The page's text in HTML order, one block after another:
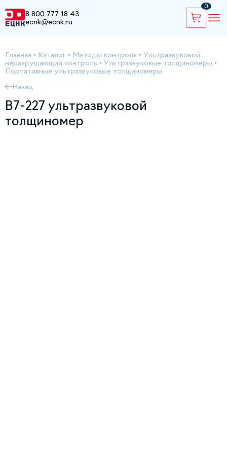
8 800 777 18 43
ecnk@ecnk.ru
0
Главная • Каталог • Методы контроля • Ультразвуковой
неразрушающий контроль • Ультразвуковые толщиномеры •
Портативные ультразвуковые толщиномеры
Назад
В7-227 ультразвуковой
толщиномер